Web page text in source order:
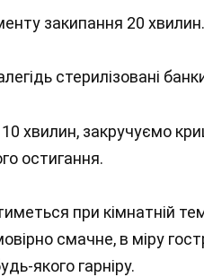
закипання 20 хвилин.
стерилізовані
10 хвилин, закручуємо
остигання.
при кімнатній
смачне, в міру
якого гарніру.